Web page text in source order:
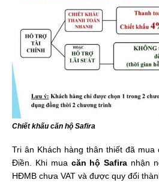
Chiết khấu căn hộ Safira
Tri ân Khách hàng thân thiết đã mua
Điền. Khi mua căn hộ Safira nhận
HĐMB chưa VAT và được quy đổi